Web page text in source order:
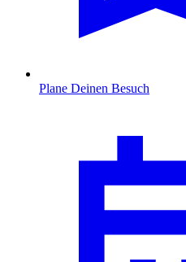
Plane Deinen Besuch